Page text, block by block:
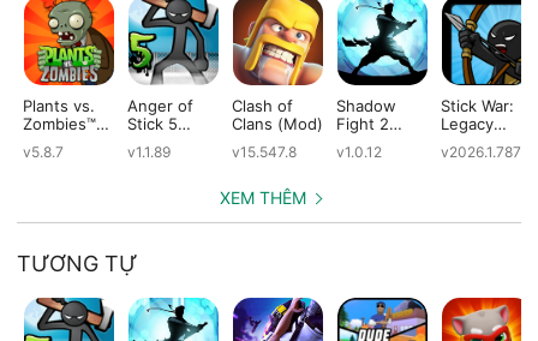
Plants vs.
Zombies™
v5.8.7
Anger of
Stick 5
v1.1.89
Clash of
Clans (Mod)
v15.547.8
Shadow
Fight 2
Edition
v1.0.12
Stick War:
Legacy
v2026.1.787
XEM THÊM
TƯƠNG TỰ